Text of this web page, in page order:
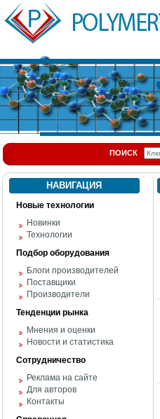
ПОИСК
НАВИГАЦИЯ
Новые технологии
Новинки
Технологии
Подбор оборудования
Блоги производителей
Поставщики
Производители
Тенденции рынка
Мнения и оценки
Новости и статистика
Сотрудничество
Реклама на сайте
Для авторов
Контакты